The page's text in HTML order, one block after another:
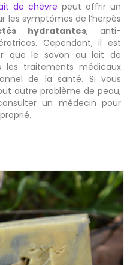
de chèvre peut offrir un
les symptômes de l’herpès
hydratantes, anti-
Cependant, il est
que le savon au lait de
traitements médicaux
de la santé. Si vous
autre problème de peau,
un médecin pour